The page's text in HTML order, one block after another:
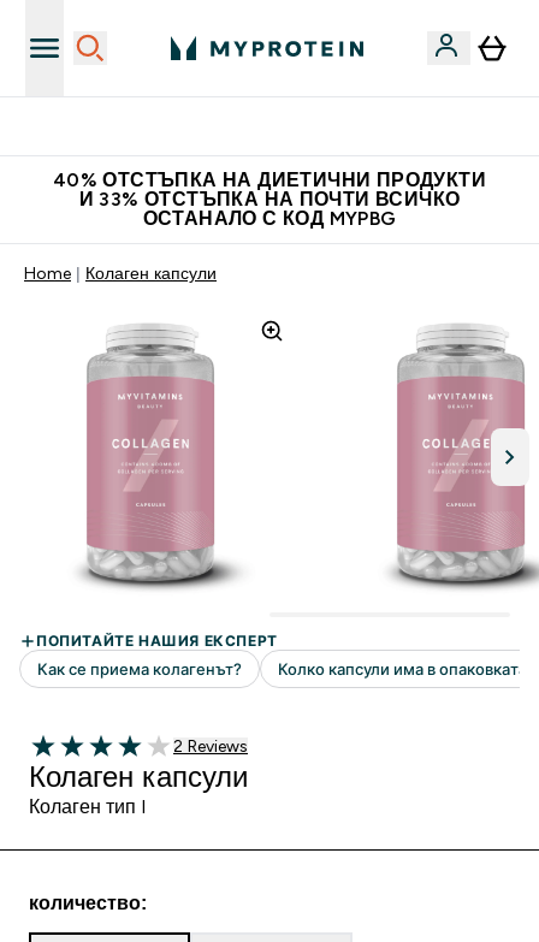
40% ОТСТЪПКА НА ДИЕТИЧНИ ПРОДУКТИ
И 33% ОТСТЪПКА НА ПОЧТИ ВСИЧКО
ОСТАНАЛО С КОД MYPBG
Home Колаген капсули
4 out of 5 stars
2 Ревюта
2 Reviews
Колаген капсули
Колаген тип I
количество: